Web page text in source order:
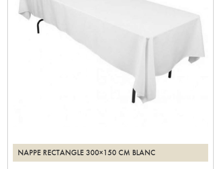
NAPPE RECTANGLE 300×150 CM BLANC